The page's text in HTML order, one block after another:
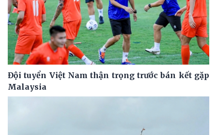
Đội tuyển Việt Nam thận trọng trước bán kết gặp
Malaysia